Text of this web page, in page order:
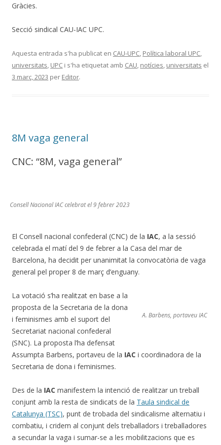
Gràcies.
Secció sindical CAU-IAC UPC.
Aquesta entrada s'ha publicat en CAU-UPC Política laboral UPC
universitats UPC i s'ha etiquetat amb CAU notícies universitats el
3 març, 2023 per Editor.
8M vaga general
CNC: “8M, vaga general”
Consell Nacional IAC celebrat el 9 febrer 2023
El Consell nacional confederal (CNC) de la IAC, a la sessió
celebrada el matí del 9 de febrer a la Casa del mar de
Barcelona, ha decidit per unanimitat la convocatòria de vaga
general pel proper 8 de març d’enguany.
A. Barbens, portaveu IAC
La votació s’ha realitzat en base a la
proposta de la Secretaria de la dona
i feminismes amb el suport del
Secretariat nacional confederal
(SNC). La proposta l’ha defensat
Assumpta Barbens, portaveu de la IAC i coordinadora de la
Secretaria de dona i feminismes.
Des de la IAC manifestem la intenció de realitzar un treball
conjunt amb la resta de sindicats de la Taula sindical de
Catalunya (TSC), punt de trobada del sindicalisme alternatiu i
combatiu, i cridem al conjunt dels treballadors i treballadores
a secundar la vaga i sumar-se a les mobilitzacions que es